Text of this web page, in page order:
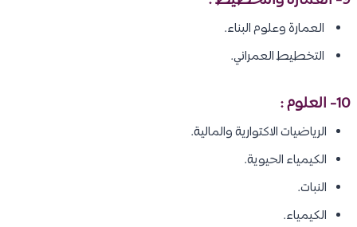
العمارة وعلوم البناء.
التخطيط العمراني.
10- العلوم :
الرياضيات الاكتوارية والمالية.
الكيمياء الحيوية.
النبات.
الكيمياء.